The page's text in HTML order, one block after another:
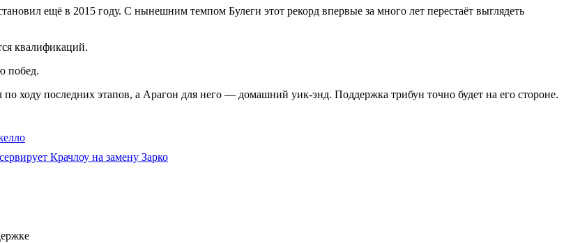
ещё в 2015 году. С нынешним темпом Булеги этот рекорд впервые за много лет перестаёт выглядеть
квалификаций.
побед.
ходу последних этапов, а Арагон для него — домашний уик-энд. Поддержка трибун точно будет на его стороне.
Крачлоу на замену Зарко